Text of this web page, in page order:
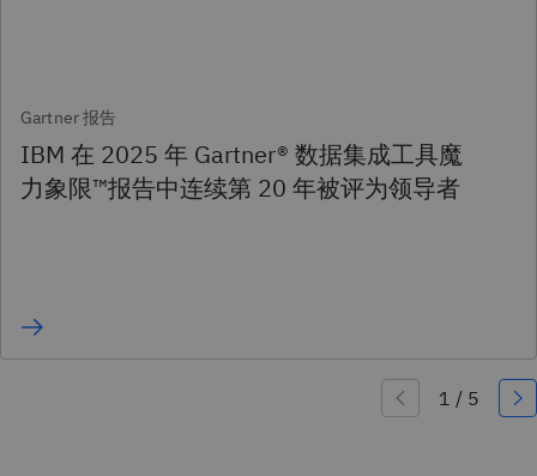
Gartner 报告
IBM 在 2025 年 Gartner® 数据集成工具魔
力象限™报告中连续第 20 年被评为领导者